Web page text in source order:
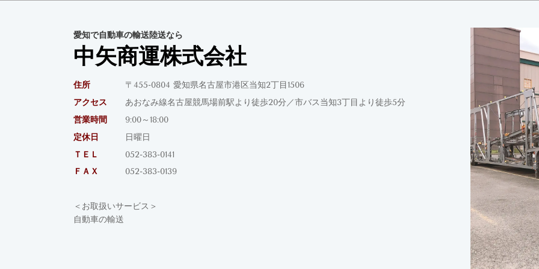
愛知で自動車の輸送陸送なら
中矢商運株式会社
住所
〒455-0804 愛知県名古屋市港区当知2丁目1506
アクセス
あおなみ線名古屋競馬場前駅より徒歩20分／市バス当知3丁目より徒歩5分
営業時間
9:00～18:00
定休日
日曜日
ＴＥＬ
052-383-0141
ＦＡＸ
052-383-0139
＜お取扱いサービス＞
自動車の輸送